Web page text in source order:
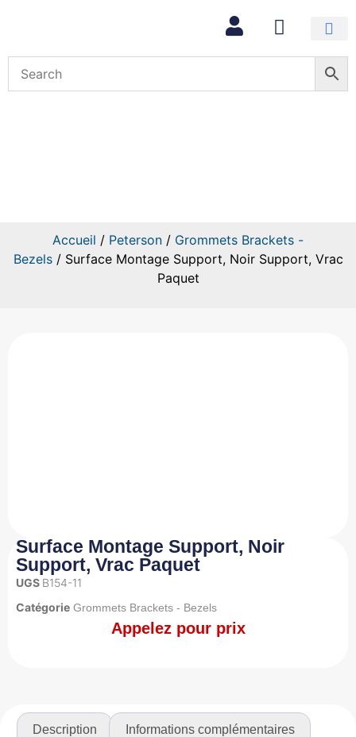
Accueil / Peterson / Grommets Brackets -
Bezels/ Surface Montage Support, Noir Support, Vrac
Paquet
Surface Montage Support, Noir
Support, Vrac Paquet
UGS B154-11
Catégorie Grommets Brackets - Bezels
Appelez pour prix
Description Informations complémentaires